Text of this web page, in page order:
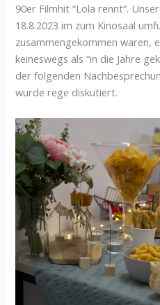
90er Filmhit “Lola rennt”.
18.8.2023 im zum Kinosaal
zusammengekommen waren,
keineswegs als “in die Jahre
der folgenden
wurde rege diskutiert.